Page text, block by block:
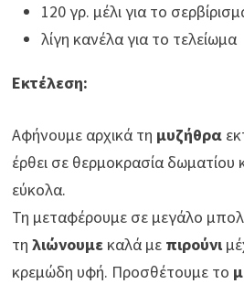
120 γρ. μέλι για το
λίγη κανέλα για το τελείωμα
Εκτέλεση:
Αφήνουμε αρχικά τη μυζήθρα
έρθει σε θερμοκρασία δωματίου
εύκολα.
Τη μεταφέρουμε σε μεγάλο μπολ
τηλιώνουμε καλά με πιρούνι
κρεμώδη υφή. Προσθέτουμε το